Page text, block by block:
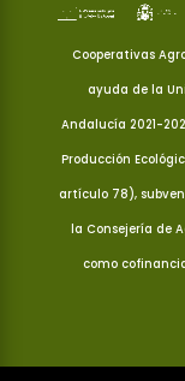
Cooperativas
ayuda de la
Andalucía 2021-
Producción
artículo 78),
la Consejería de
como